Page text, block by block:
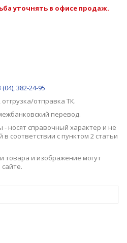
уточнять в офисе продаж.
382-24-95
, отгрузка/отправка ТК.
перевод.
носят справочный характер и не
соответствии с пунктом 2 статьи
товара и изображение могут